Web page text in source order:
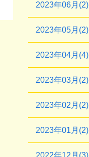
2023年06月(2)
2023年05月(2)
2023年04月(4)
2023年03月(2)
2023年02月(2)
2023年01月(2)
2022年12月(3)